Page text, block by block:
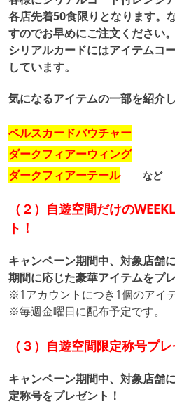
各店先着50食限りとなります。
すのでお早めにご注文ください。
シリアルカードにはアイテムコ
しています。
気になるアイテムの一部を紹介
ベルスカードバウチャー
ダークフィアーウィング
ダークフィアーテール
など
（２）自遊空間だけの
ト！
キャンペーン期間中、対象店舗
期間に応じた豪華アイテムをプ
※1アカウントにつき1個のアイ
※毎週金曜日に配布予定です。
（３）自遊空間限定称号プレ
キャンペーン期間中、対象店舗
定称号をプレゼント！